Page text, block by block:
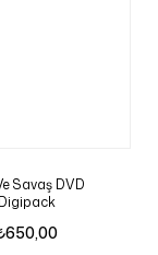
Savaş DVD
Digipack
650,00